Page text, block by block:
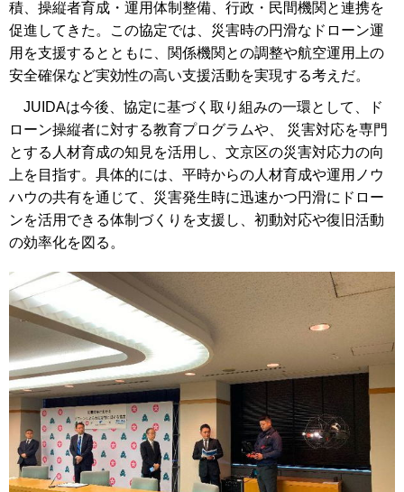
積、操縦者育成・運用体制整備、行政・民間機関と連携を
促進してきた。この協定では、災害時の円滑なドローン運
用を支援するとともに、関係機関との調整や航空運用上の
安全確保など実効性の高い支援活動を実現する考えだ。
JUIDAは今後、協定に基づく取り組みの一環として、ド
ローン操縦者に対する教育プログラムや、 災害対応を専門
とする人材育成の知見を活用し、文京区の災害対応力の向
上を目指す。具体的には、平時からの人材育成や運用ノウ
ハウの共有を通じて、災害発生時に迅速かつ円滑にドロー
ンを活用できる体制づくりを支援し、初動対応や復旧活動
の効率化を図る。